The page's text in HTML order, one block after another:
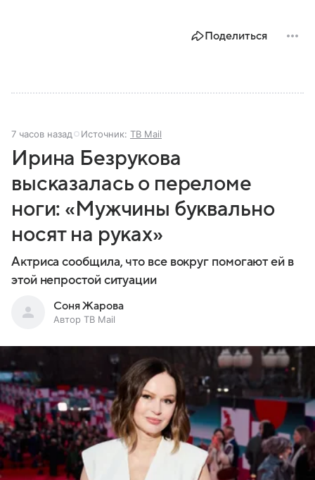
Поделиться
7 часов назад Источник: ТВ Mail
Ирина Безрукова
высказалась о переломе
ноги: «Мужчины буквально
носят на руках»
Актриса сообщила, что все вокруг помогают ей в
этой непростой ситуации
Соня Жарова
Автор ТВ Mail